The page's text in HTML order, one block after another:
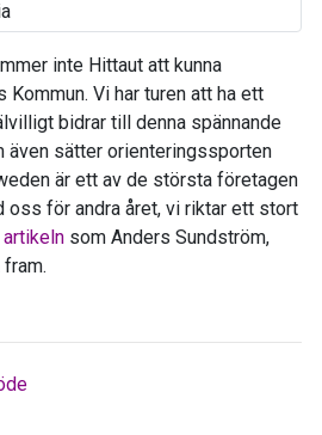
inte Hittaut att kunna
Vi har turen att ha ett
bidrar till denna spännande
sätter orienteringssporten
är ett av de största företagen
oss för andra året, vi riktar ett stort
artikeln som Anders Sundström,